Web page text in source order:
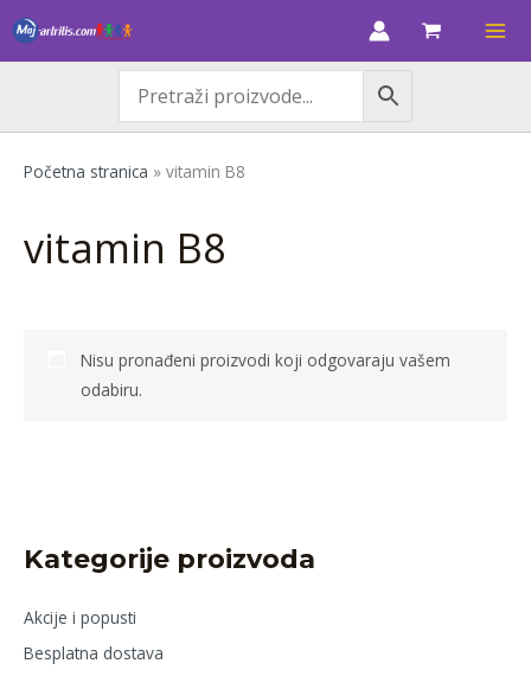
Skip
to
Kategorije proizvoda
Akcije i popusti
Besplatna dostava
Početna stranica » vitamin B8
vitamin B8
Nisu pronađeni proizvodi koji odgovaraju vašem
odabiru.